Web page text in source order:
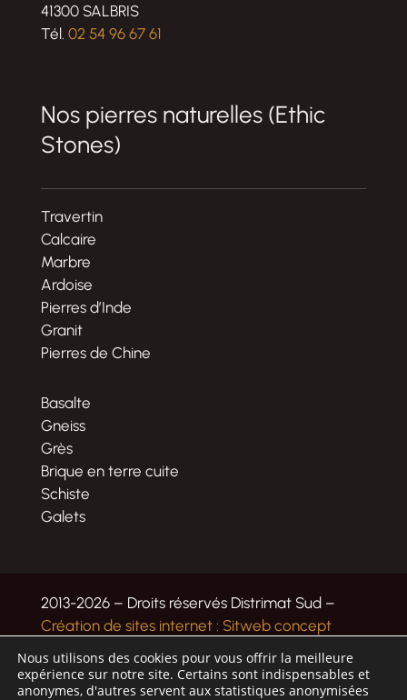
41300 SALBRIS
Tél. 02 54 96 67 61
Nos pierres naturelles (Ethic
Stones)
Travertin
Calcaire
Marbre
Ardoise
Pierres d’Inde
Granit
Pierres de Chine
Basalte
Gneiss
Grès
Brique en terre cuite
Schiste
Galets
2013-2026 – Droits réservés Distrimat Sud –
Création de sites internet : Sitweb concept
Nous utilisons des cookies pour vous offrir la meilleure
expérience sur notre site. Certains sont indispensables et
anonymes, d'autres servent aux statistiques anonymisées